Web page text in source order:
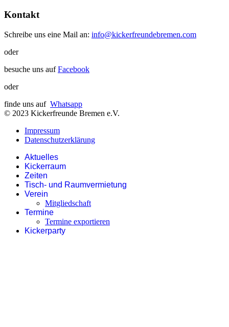
Kontakt
Schreibe uns eine Mail an: info@kickerfreundebremen.com
oder
besuche uns aufFacebook
oder
finde uns auf Whatsapp
© 2023 Kickerfreunde Bremen e.V.
Impressum
Datenschutzerklärung
Aktuelles
Kickerraum
Zeiten
Tisch- und Raumvermietung
Verein
Mitgliedschaft
Termine
Termine exportieren
Kickerparty